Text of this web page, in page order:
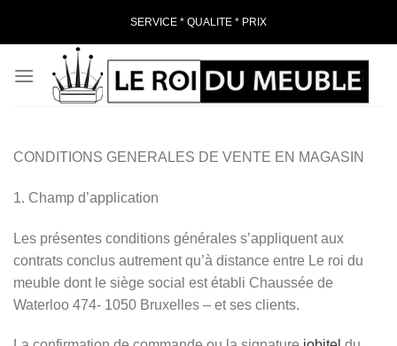
SERVICE * QUALITE * PRIX
CONDITIONS GENERALES DE VENTE EN MAGASIN
1. Champ d’application
Les présentes conditions générales s’appliquent aux
contrats conclus autrement qu’à distance entre Le roi du
meuble dont le siège social est établi Chaussée de
Waterloo 474- 1050 Bruxelles – et ses clients.